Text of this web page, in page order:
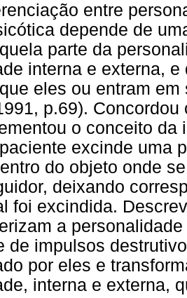
entre
depende de
parte da
interna e externa,
eles ou entram
p.69).
o conceito da
excinde uma
do objeto onde
deixando
foi excindida.
a
de impulsos
por eles e
interna e externa,